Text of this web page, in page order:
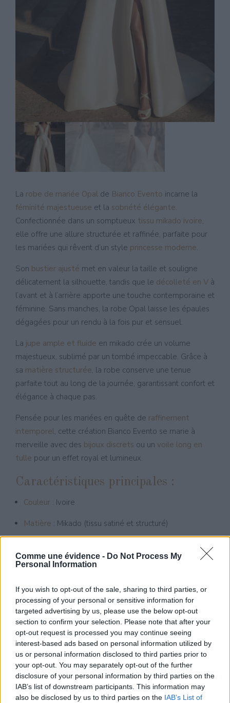
Comme une évidence - Do Not Process My
Personal Information
If you wish to opt-out of the sale, sharing to third parties, or
processing of your personal or sensitive information for
targeted advertising by us, please use the below opt-out
section to confirm your selection. Please note that after your
opt-out request is processed you may continue seeing
interest-based ads based on personal information utilized by
us or personal information disclosed to third parties prior to
your opt-out. You may separately opt-out of the further
disclosure of your personal information by third parties on the
IAB’s list of downstream participants. This information may
also be disclosed by us to third parties on the IAB’s List of
La robe de mariée Opal de Bianco Evento incarne la
féminité majestueuse et la sobriété élégante.
Confectionnée dans un somptueux tissu mikado ivoire,
elle offre une allure structurée et raffinée, parfaite pour
les mariées qui rêvent d’un style princesse moderne.
Son bustier ajusté met en valeur la taille et souligne
délicatement la silhouette, tandis que le décolleté en V à
l’avant et à l’arrière apporte une touche contemporaine et
féminine. Sans manches, la robe Opal laisse les épaules
dégagées pour un rendu à la fois pur et sensuel.
La jupe ample et fluide en mikado crée un volume
majestueux, sublimé par un tombé impeccable. Grâce à
sa matière structurée, la robe conserve une tenue
parfaite tout au long de la journée, garantissant confort et
élégance à chaque pas.
Pensée pour les mariées en quête de raffinement
intemporel, cette création Bianco Evento se marie à
merveille avec des bijoux discrets ou un voile long en
tulle pour un effet royal et lumineux.
Caractéristiques principales :
Couleur : Ivoire
Matière : Mikado (tissu satiné et structuré)
: Style princesse, décolleté en V, sans manches
Pays de conception: Europe (design allemand –
Disponible dans notreboutique de mariage à Ouroux-
sur-Saône, la robe Opal attire des futures mariées
venues deChalon-sur-Saône, Beaune, Louhans, Mâcon,
Tournus, Lons-le-Saunieret des environs.
Laissez-vous séduire par lanoblesse du mikadoet la
pureté des lignesde la robe Opal, une création signée
Bianco Evento pour une mariée rayonnante et élégante.